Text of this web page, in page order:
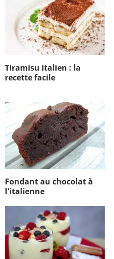
Tiramisu italien : la
recette facile
Fondant au chocolat à
l'italienne